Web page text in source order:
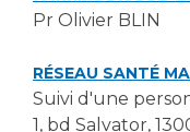
Pr Olivier BLIN
RÉSEAU SANTÉ
Suivi d'une
1, bd Salvator,